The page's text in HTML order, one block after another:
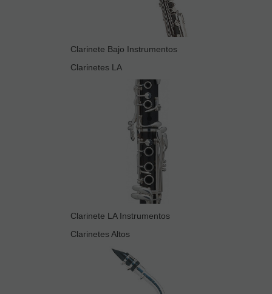
Clarinete Bajo Instrumentos
Clarinetes LA
Clarinete LA Instrumentos
Clarinetes Altos